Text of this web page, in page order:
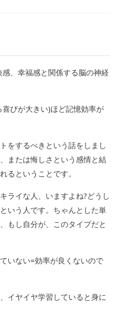
、幸福感と関係する脳の神経
びが大きい)ほど記憶効率が
をするべきという話をしまし
または悔しさという感情と結
るということです。
ライな人、いますよね?どうし
いう人です。ちゃんとした単
もし自分が、このタイプだと
いない=効率が良くないので
イヤイヤ学習していると身に